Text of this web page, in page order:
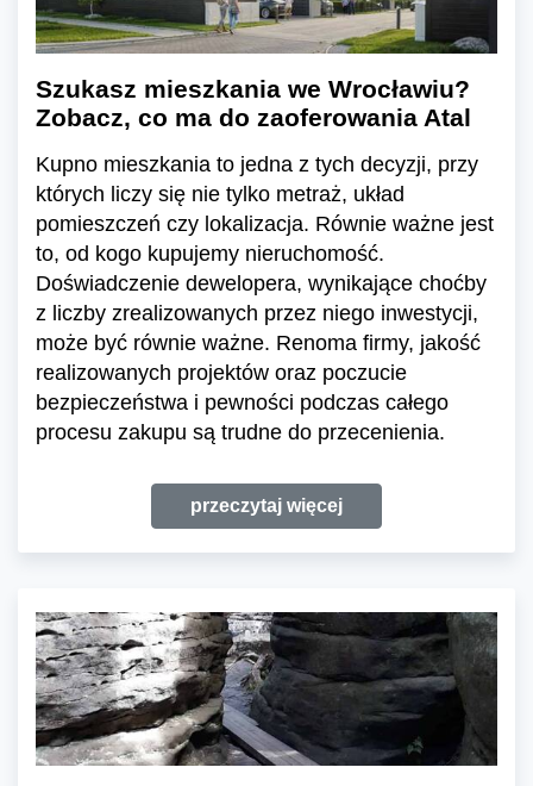
Szukasz mieszkania we Wrocławiu?
Zobacz, co ma do zaoferowania Atal
Kupno mieszkania to jedna z tych decyzji, przy
których liczy się nie tylko metraż, układ
pomieszczeń czy lokalizacja. Równie ważne jest
to, od kogo kupujemy nieruchomość.
Doświadczenie dewelopera, wynikające choćby
z liczby zrealizowanych przez niego inwestycji,
może być równie ważne. Renoma firmy, jakość
realizowanych projektów oraz poczucie
bezpieczeństwa i pewności podczas całego
procesu zakupu są trudne do przecenienia.
przeczytaj więcej